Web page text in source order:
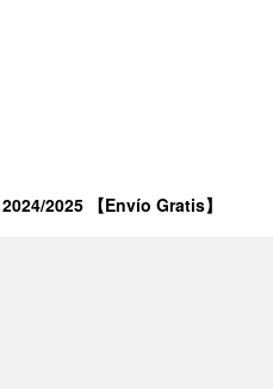
2025 【Envío Gratis】